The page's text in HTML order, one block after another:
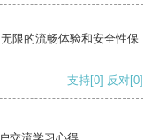
限的流畅体验和安全性保
支持[0] 反对[0]